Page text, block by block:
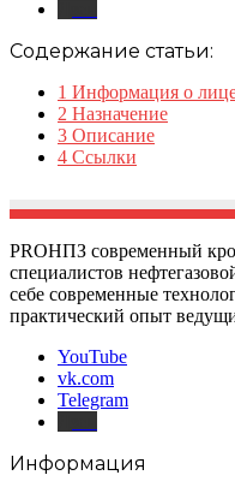
Содержание статьи:
1 Информация о
2 Назначение
3 Описание
4 Ссылки
PROНПЗ современный
специалистов
себе современные
практический опыт
YouTube
vk.com
Telegram
Информация